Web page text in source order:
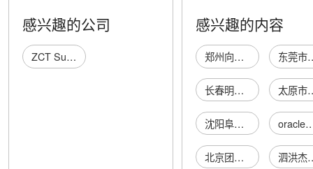
感兴趣的公司
ZCT Sunrise Hong Kong Limited
感兴趣的内容
郑州向荣汽配商务有限公司 东莞市锡
长春明石广告有限公司 太原市杏
沈阳阜瑞祥化工有限公司 oracle备
北京团河小小百货商店 泗洪杰